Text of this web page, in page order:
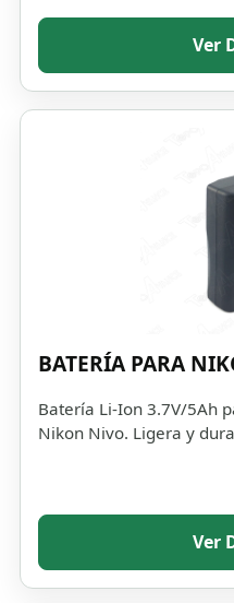
Ver
BATERÍA PARA
Batería Li-Ion 3.7V/5Ah
Nikon Nivo. Ligera y
Ver